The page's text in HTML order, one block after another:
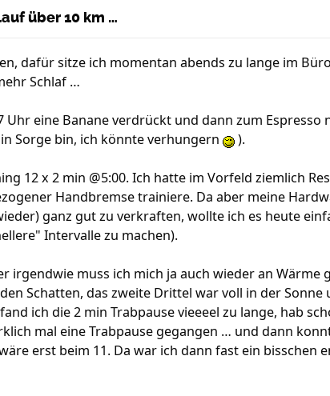
über 10 km …
dafür sitze ich momentan abends zu lange im
Schlaf …
eine Banane verdrückt und dann zum Espresso
in Sorge bin, ich könnte verhungern ).
12 x 2 min @5:00. Ich hatte im Vorfeld ziemlich
Handbremse trainiere. Da aber meine
ganz gut zu verkraften, wollte ich es heute
Intervalle zu machen).
irgendwie muss ich mich ja auch wieder an Wärme
Schatten, das zweite Drittel war voll in der Sonne
ich die 2 min Trabpause vieeeel zu lange, hab
mal eine Trabpause gegangen … und dann
erst beim 11. Da war ich dann fast ein bisschen